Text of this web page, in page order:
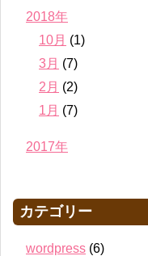
2018年
10月 (1)
3月 (7)
2月 (2)
1月 (7)
2017年
カテゴリー
wordpress (6)